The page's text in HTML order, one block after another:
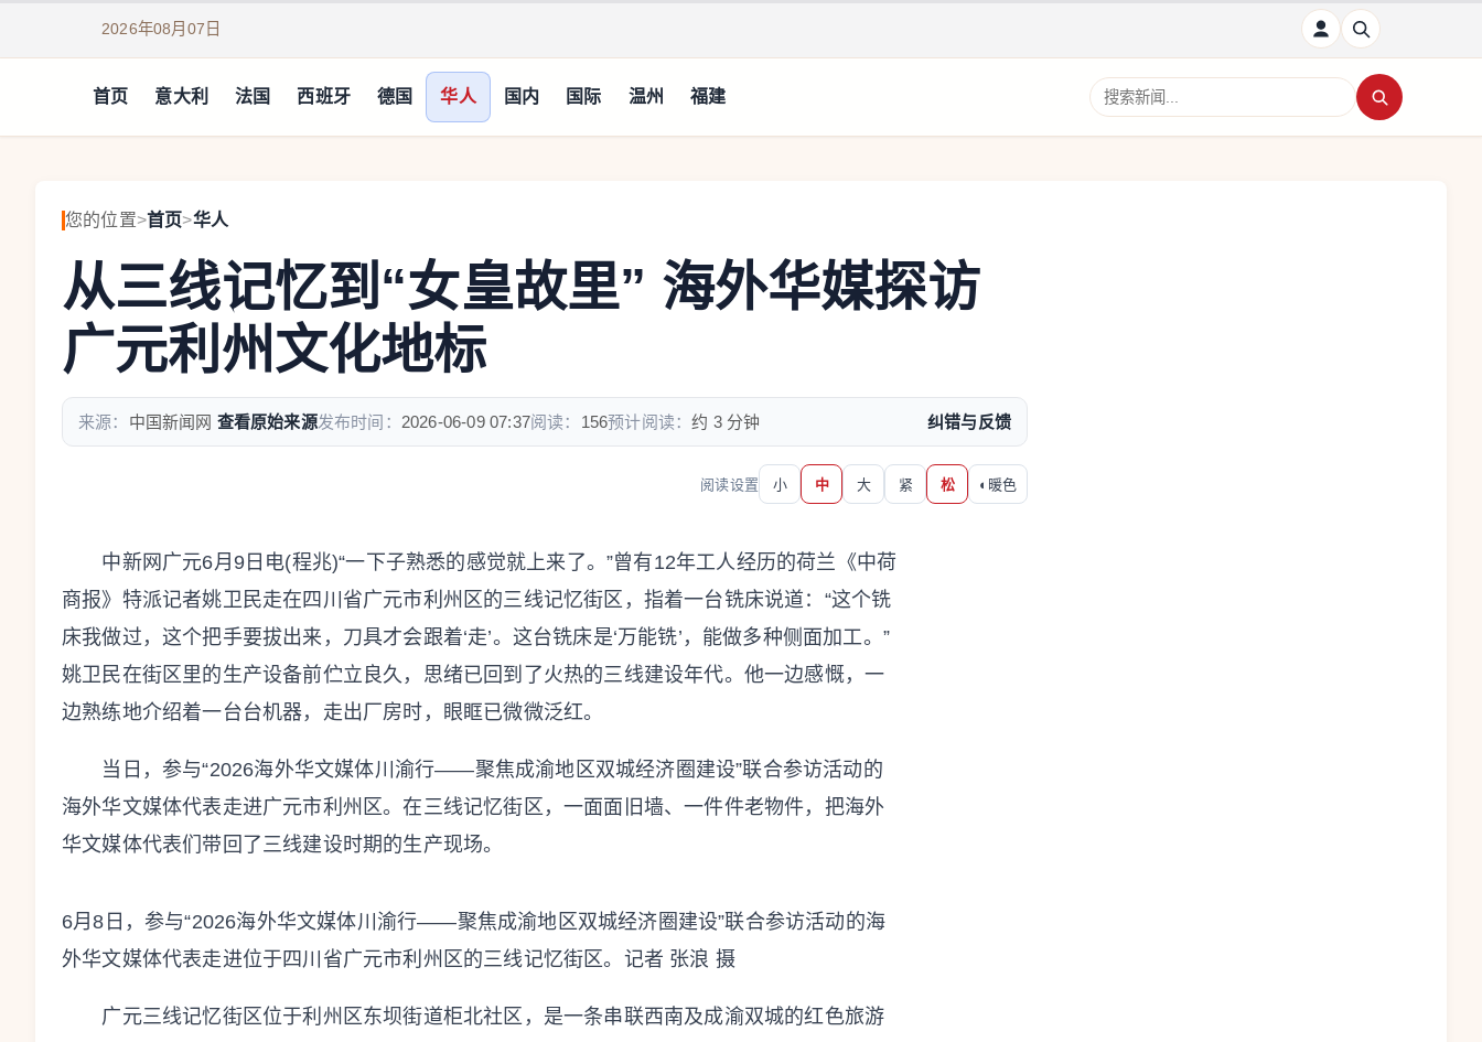
2026年08月07日
首页 意大利 法国 西班牙 德国 华人 国内 国际 温州 福建
搜索新闻
您的位置>首页>华人
从三线记忆到“女皇故里” 海外华媒探访
广元利州文化地标
来源： 中国新闻网 查看原始来源发布时间： 2026-06-09 07:37阅读： 156预计阅读：约 3 分钟 纠错与反馈
阅读设置 小 中 大 紧 松 ◐ 暖色
中新网广元6月9日电(程兆)“一下子熟悉的感觉就上来了。”曾有12年工人经历的荷兰《中荷
商报》特派记者姚卫民走在四川省广元市利州区的三线记忆街区，指着一台铣床说道：“这个铣
床我做过，这个把手要拔出来，刀具才会跟着‘走’。这台铣床是‘万能铣’，能做多种侧面加工。”
姚卫民在街区里的生产设备前伫立良久，思绪已回到了火热的三线建设年代。他一边感慨，一
边熟练地介绍着一台台机器，走出厂房时，眼眶已微微泛红。
当日，参与“2026海外华文媒体川渝行——聚焦成渝地区双城经济圈建设”联合参访活动的
海外华文媒体代表走进广元市利州区。在三线记忆街区，一面面旧墙、一件件老物件，把海外
华文媒体代表们带回了三线建设时期的生产现场。
6月8日，参与“2026海外华文媒体川渝行——聚焦成渝地区双城经济圈建设”联合参访活动的海
外华文媒体代表走进位于四川省广元市利州区的三线记忆街区。记者 张浪 摄
广元三线记忆街区位于利州区东坝街道柜北社区，是一条串联西南及成渝双城的红色旅游